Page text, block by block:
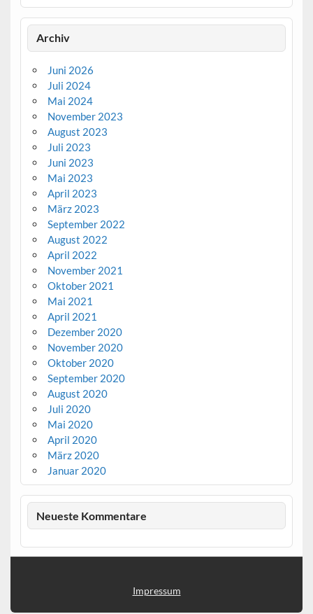
Archiv
Juni 2026
Juli 2024
Mai 2024
November 2023
August 2023
Juli 2023
Juni 2023
Mai 2023
April 2023
März 2023
September 2022
August 2022
April 2022
November 2021
Oktober 2021
Mai 2021
April 2021
Dezember 2020
November 2020
Oktober 2020
September 2020
August 2020
Juli 2020
Mai 2020
April 2020
März 2020
Januar 2020
Neueste Kommentare
Impressum